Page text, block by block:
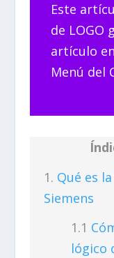
Este
de LOGO
artículo
Menú del
Qué es
Siemens
lógico